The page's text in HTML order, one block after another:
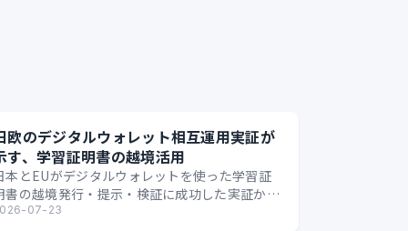
欧のデジタルウォレット相互運用実証が
す、学習証明書の越境活用
本とEUがデジタルウォレットを使った学習証
書の越境発行・提示・検証に成功した実証か
、国境を越えるデジタル証明の可能性を整理し
07-23